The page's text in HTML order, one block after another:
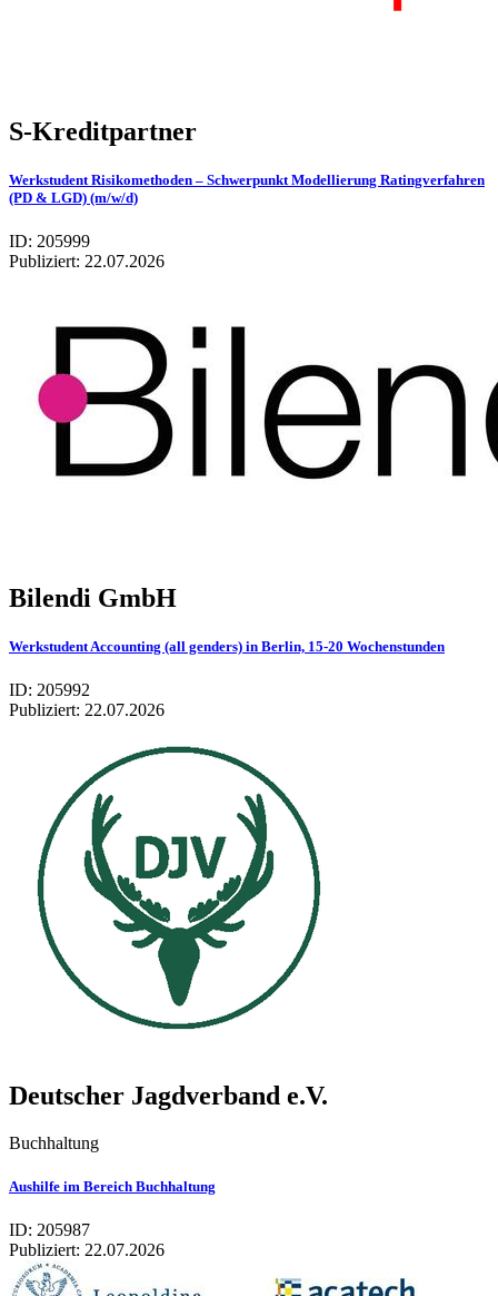
S-Kreditpartner
Werkstudent Risikomethoden – Schwerpunkt Modellierung Ratingverfahren
(PD & LGD) (m/w/d)
ID: 205999
Publiziert: 22.07.2026
Bilendi GmbH
Werkstudent Accounting (all genders) in Berlin, 15-20 Wochenstunden
ID: 205992
Publiziert: 22.07.2026
Deutscher Jagdverband e.V.
Buchhaltung
Aushilfe im Bereich Buchhaltung
ID: 205987
Publiziert: 22.07.2026